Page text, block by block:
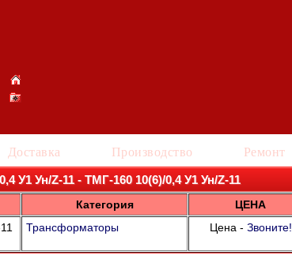
Доставка Производство Ремонт
У1 Ун/Z-11 - ТМГ-160 10(6)/0,4 У1 Ун/Z-11
Категория ЦЕНА
Трансформаторы Цена - Звоните!